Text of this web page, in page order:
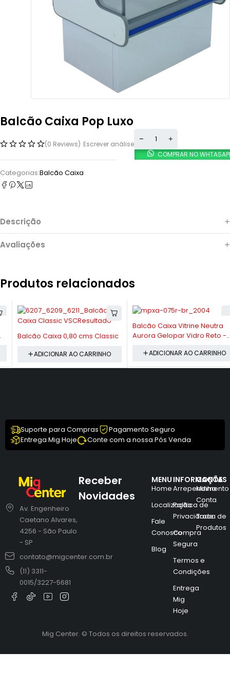
Balcão Caixa Pop Luxo
(0 Reviews) Escrever análise
COMPRAR NO
Categorias:Balcão Caixa
Descrição
Avaliações
Produtos relacionados
Balcão Caixa 0,80 cms Classic
ADICIONAR AO CARRINHO
Balcão Caixa Vitrine Neutra
Aurora Gelopar Vidro Reto -
ADICIONAR AO CARRINHO
Suporte para Compras
Pagamento Seguro
Entrega Mig Hoje
Conte com a nossa Pós Venda
Av. Engenheiro
Caetano Alvares,
4256 - São Paulo
- SP
contato@migcenter.com.br
(11) 3311-
0015/3227-5681
MENU
Home
Localização
Fale
Conosco
Blog
INFORMAÇÕES
Arrependimento
Política de
Privacidade
Compra
Segura
Termos e
Condições
Entrega
Mig
Hoje
CONTA
Minha
Conta
Troca de
Produtos
Receber
Novidades
Mig Center. © Todos os direitos reservados.